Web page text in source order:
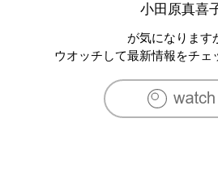
小田原真喜
が気になります
ウオッチして最新情報をチェ